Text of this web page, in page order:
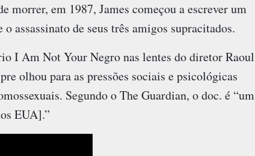
morrer, em 1987, James começou a escrever um
assassinato de seus três amigos supracitados.
I Am Not Your Negronas lentes do diretor Raoul
olhou para as pressões sociais e psicológicas
Segundo o The Guardian, o doc. é “um
EUA].”